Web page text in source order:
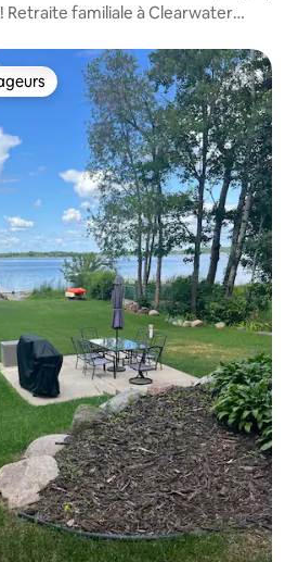
familiale à Clearwater
parmi les plus aimés